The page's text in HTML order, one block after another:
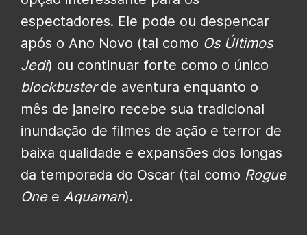
espectadores. Ele pode ou despencar
após o Ano Novo (tal como Os Últimos
Jedi) ou continuar forte como o único
blockbusterde aventura enquanto o
mês de janeiro recebe sua tradicional
inundação de filmes de ação e terror de
baixa qualidade e expansões dos longas
da temporada do Oscar (tal como Rogue
Onee Aquaman).